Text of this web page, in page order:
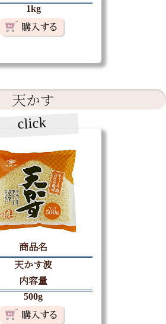
1kg
天かす
click
商品名
天かす波
内容量
500g